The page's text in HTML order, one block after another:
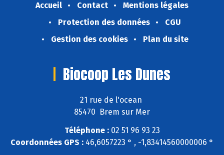
Accueil Contact
Mentions légales
Protection des données
CGU
Gestion des cookies
Plan du site
Biocoop Les Dunes
21 rue de l'ocean
85470 Brem sur Mer
Téléphone :02 51 96 93 23
Coordonnées GPS : 46,6057223 ° , -1,83414560000006 °